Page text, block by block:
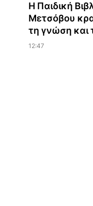
Η Παιδική
Μετσόβου
τη γνώση και
12:47